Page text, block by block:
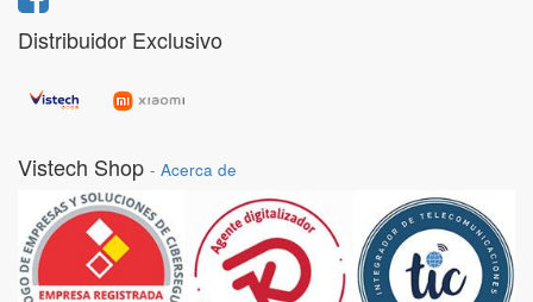
Distribuidor Exclusivo
Vistech Shop - Acerca de